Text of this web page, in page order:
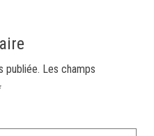
publiée. Les champs